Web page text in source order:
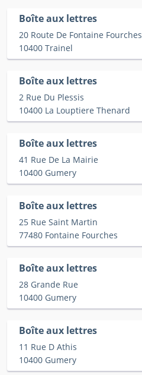
Boîte aux lettres
20 Route De Fontaine Fourches
10400 Trainel
Boîte aux lettres
2 Rue Du Plessis
10400 La Louptiere Thenard
Boîte aux lettres
41 Rue De La Mairie
10400 Gumery
Boîte aux lettres
25 Rue Saint Martin
77480 Fontaine Fourches
Boîte aux lettres
28 Grande Rue
10400 Gumery
Boîte aux lettres
11 Rue D Athis
10400 Gumery